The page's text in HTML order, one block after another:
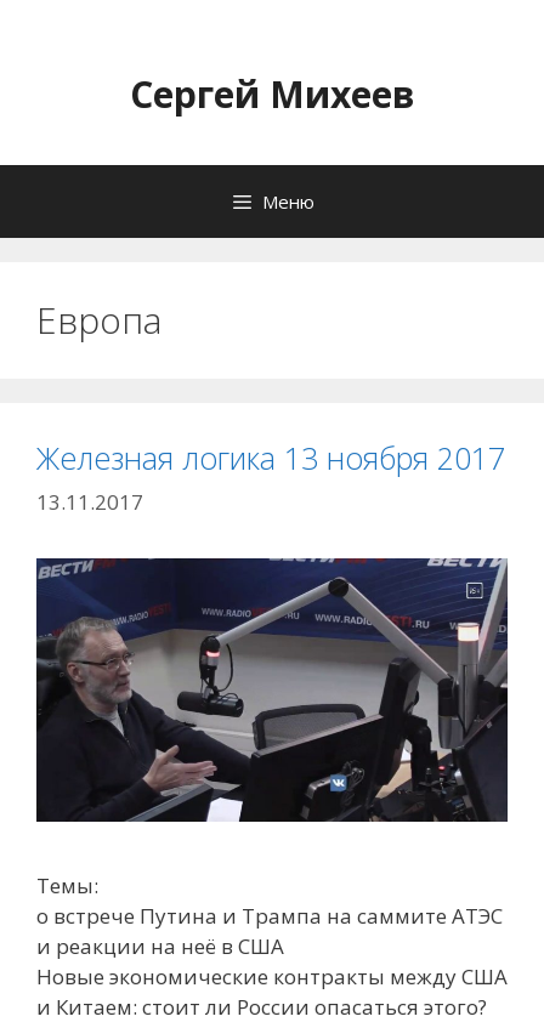
содержимомуСергей Михеев
Меню
Европа
Железная логика 13 ноября 2017
13.11.2017
Темы:
о встрече Путина и Трампа на саммите АТЭС
и реакции на неё в США
Новые экономические контракты между США
и Китаем: стоит ли России опасаться этого?